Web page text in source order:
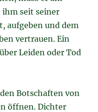
ihm seit seiner
aufgeben und dem
vertrauen. Ein
Leiden oder Tod
Botschaften von
öffnen. Dichter